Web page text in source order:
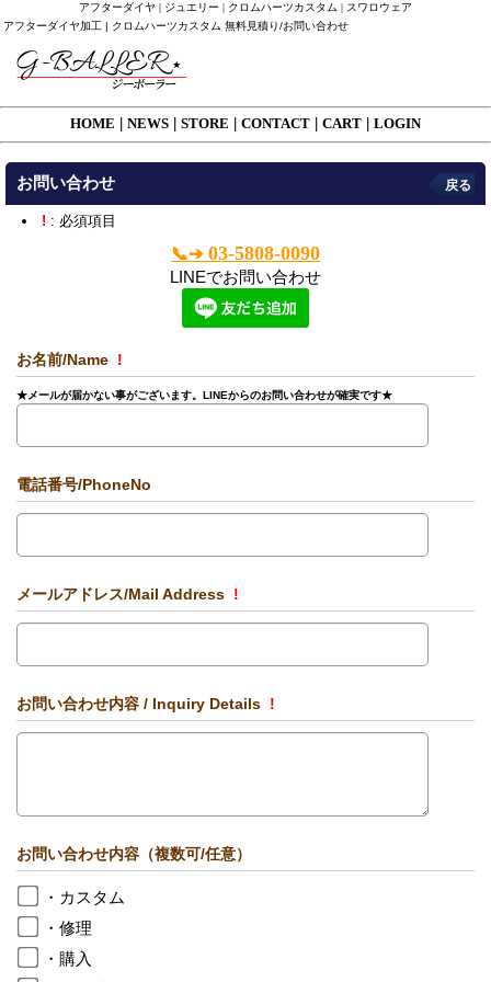
アフターダイヤ | ジュエリー | クロムハーツカスタム | スワロウェア
アフターダイヤ加工 | クロムハーツカスタム 無料見積り/お問い合わせ
HOME NEWS STORE CONTACT CART LOGIN
お問い合わせ 戻る
! : 必須項目
📞➔03-5808-0090
LINEでお問い合わせ
お名前/Name !
★メールが届かない事がございます。LINEからのお問い合わせが確実です★
電話番号/PhoneNo
メールアドレス/Mail Address !
お問い合わせ内容 / Inquiry Details !
お問い合わせ内容（複数可/任意）
・カスタム
・修理
・購入